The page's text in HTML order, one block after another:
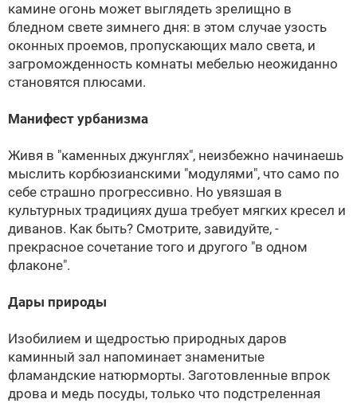
камине огонь может выглядеть зрелищно в
бледном свете зимнего дня: в этом случае узость
оконных проемов, пропускающих мало света, и
загроможденность комнаты мебелью неожиданно
становятся плюсами.
Манифест урбанизма
Живя в "каменных джунглях", неизбежно начинаешь
мыслить корбюзианскими "модулями", что само по
себе страшно прогрессивно. Но увязшая в
культурных традициях душа требует мягких кресел и
диванов. Как быть? Смотрите, завидуйте, -
прекрасное сочетание того и другого "в одном
флаконе".
Дары природы
Изобилием и щедростью природных даров
каминный зал напоминает знаменитые
фламандские натюрморты. Заготовленные впрок
дрова и медь посуды, только что подстреленная